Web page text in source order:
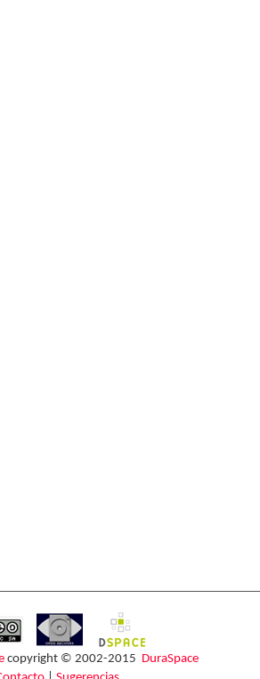
copyright © 2002-2015 DuraSpace